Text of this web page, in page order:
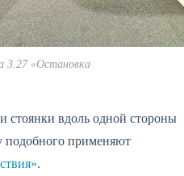
3.27 «Остановка
стоянки вдоль одной стороны
подобного применяют
.